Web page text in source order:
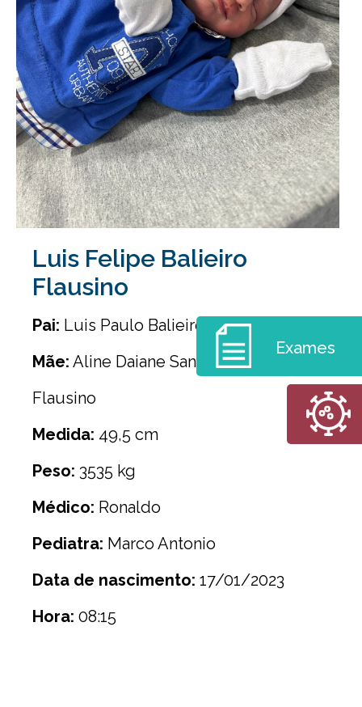
Luis Felipe Balieiro
Flausino
Pai: Luis Paulo Balieiro Flausino
Mãe: Aline Daiane Sanches Mantovani
Flausino
Medida: 49,5 cm
Peso: 3535 kg
Médico: Ronaldo
Pediatra: Marco Antonio
Data de nascimento: 17/01/2023
Hora: 08:15
Exames